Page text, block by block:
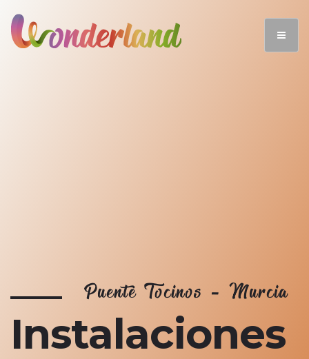
Puente Tocinos - Murcia
Instalaciones